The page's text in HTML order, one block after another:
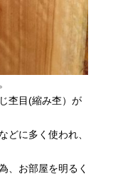
杢目(縮み杢）が
に多く使われ、
、お部屋を明るく